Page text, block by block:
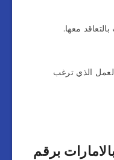
معها.
الذي ترغب
برقم